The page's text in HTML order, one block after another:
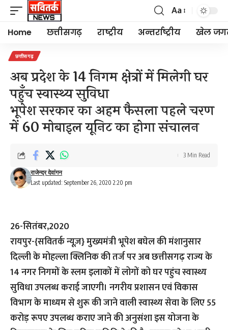
Font
Resizer
Aa
Home छत्तीसगढ़ राष्ट्रीय अन्तर्राष्ट्रीय खेल
छत्तीसगढ़
अब प्रदेश के 14 निगम क्षेत्रों में मिलेगी घर
पहुँच स्वास्थ्य सुविधा
भूपेश सरकार का अहम फैसला पहले चरण
में 60 मोबाइल यूनिट का होगा संचालन
Last updated: September 26, 2020 2:20 pm
राजेन्द्र देवांगन
3 Min Read
26-सितंबर,2020
रायपुर-{सवितर्क न्यूज़}मुख्यमंत्री भूपेश बघेल की मंशानुसार
दिल्ली के मोहल्ला क्लिनिक की तर्ज पर अब छत्तीसगढ़ राज्य के
14 नगर निगमों के स्लम इलाकों में लोगों को घर पहुंच स्वास्थ्य
सुविधा उपलब्ध कराई जाएगी। नगरीय प्रशासन एवं विकास
विभाग के माध्यम से शुरू की जाने वाली स्वास्थ्य सेवा के लिए 55
करोड़ रूपए उपलब्ध कराए जाने की अनुसंशा इस योजना के